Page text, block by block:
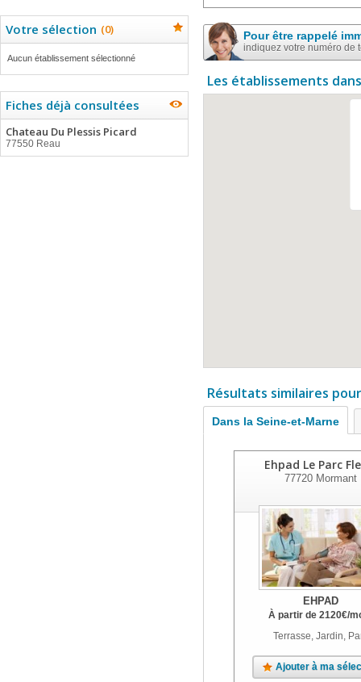
Votre sélection (0)
Aucun établissement sélectionné
Fiches déjà consultées
Chateau Du Plessis Picard
77550 Reau
Pour être rappelé
indiquez votre numéro de
Les établissements
Résultats similaires
Dans la Seine-et-Marne
Ehpad Le Parc
77720Mormant
EHPAD
À partir de 2120€/
Terrasse, Jardin,
Ajouter à ma